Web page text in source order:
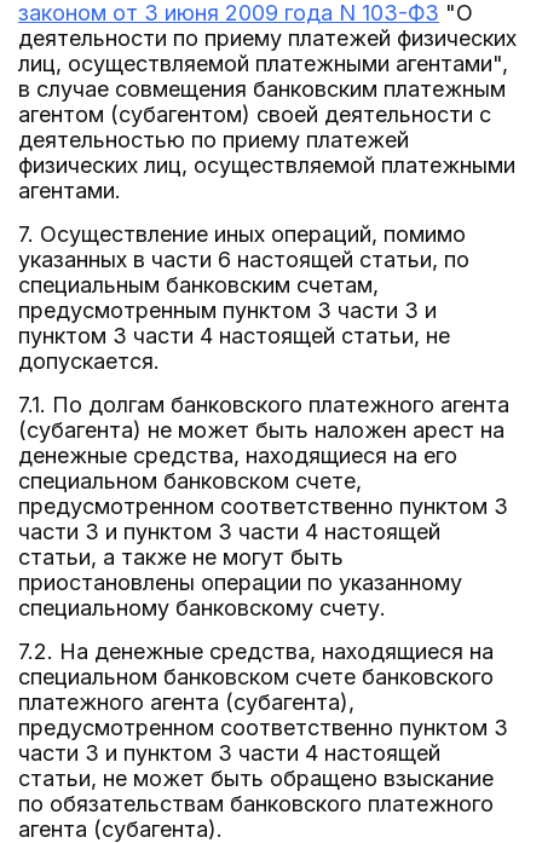
законом от 3 июня 2009 года N 103-ФЗ "О
деятельности по приему платежей физических
лиц, осуществляемой платежными агентами",
в случае совмещения банковским платежным
агентом (субагентом) своей деятельности с
деятельностью по приему платежей
физических лиц, осуществляемой платежными
агентами.
7. Осуществление иных операций, помимо
указанных в части 6 настоящей статьи, по
специальным банковским счетам,
предусмотренным пунктом 3 части 3 и
пунктом 3 части 4 настоящей статьи, не
допускается.
7.1. По долгам банковского платежного агента
(субагента) не может быть наложен арест на
денежные средства, находящиеся на его
специальном банковском счете,
предусмотренном соответственно пунктом 3
части 3 и пунктом 3 части 4 настоящей
статьи, а также не могут быть
приостановлены операции по указанному
специальному банковскому счету.
7.2. На денежные средства, находящиеся на
специальном банковском счете банковского
платежного агента (субагента),
предусмотренном соответственно пунктом 3
части 3 и пунктом 3 части 4 настоящей
статьи, не может быть обращено взыскание
по обязательствам банковского платежного
агента (субагента).